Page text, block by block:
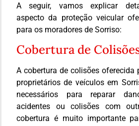
A seguir, vamos explicar
aspecto da proteção veicular
para os moradores de Sorriso:
Cobertura de
A cobertura de colisões oferecida
proprietários de veículos em
necessários para reparar
acidentes ou colisões com
cobertura é muito importante